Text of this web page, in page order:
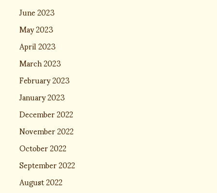
June 2023
May 2023
April 2023
March 2023
February 2023
January 2023
December 2022
November 2022
October 2022
September 2022
August 2022